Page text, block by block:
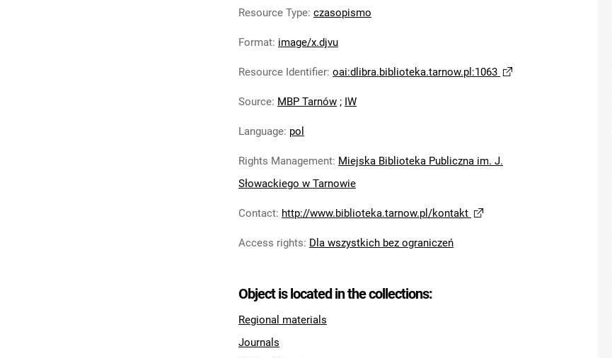
Resource Type: czasopismo
Format: image/x.djvu
Resource Identifier: oai:dlibra.biblioteka.tarnow.pl:1063
Source: MBP Tarnów ; IW
Language: pol
Rights Management: Miejska Biblioteka Publiczna im. J.
Słowackiego w Tarnowie
Contact: http://www.biblioteka.tarnow.pl/kontakt
Access rights: Dla wszystkich bez ograniczeń
Object is located in the collections:
Regional materials
Journals